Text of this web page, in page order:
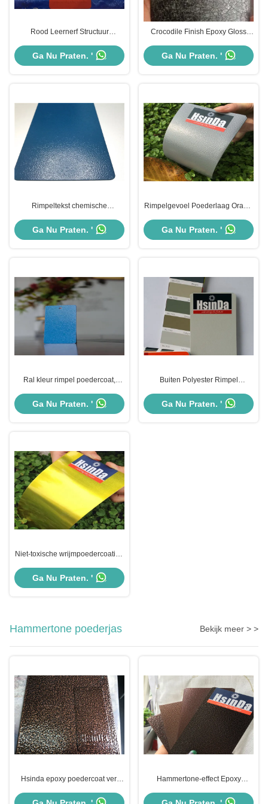
Rood Leernerf Structuur
Epoxy Polyester Binnen Gebruik
Ga Nu Praten. '
Crocodile Finish Epoxy Gloss
Verschillende kleuren Textured
Ga Nu Praten. '
Rimpeltekst chemische
recycleerbare milieubescherming
Ga Nu Praten. '
Rimpelgevoel Poederlaag Oranje
Corrosiebescherming
Ga Nu Praten. '
Ral kleur rimpel poedercoat,
temperatuurweerstand
Ga Nu Praten. '
Buiten Polyester Rimpel
Goede Mechanische Prestaties
Ga Nu Praten. '
Niet-toxische wrijmpoedercoating
poedercoating
corrosiebestendigheid
Ga Nu Praten. '
Hammertone poederjas Bekijk meer > >
Hsinda epoxy poedercoat verf
afwerking
Hammertone-effect Epoxy
uitstekende taaiheid